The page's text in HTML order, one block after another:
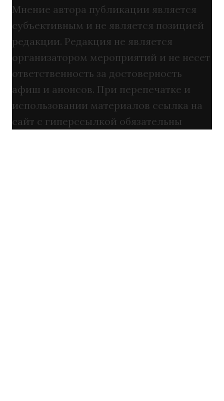
Мнение автора публикации является
субъективным и не является позицией
редакции. Редакция не является
организатором мероприятий и не несет
ответственность за достоверность
афиш и анонсов. При перепечатке и
использовании материалов ссылка на
сайт с гиперссылкой обязательны